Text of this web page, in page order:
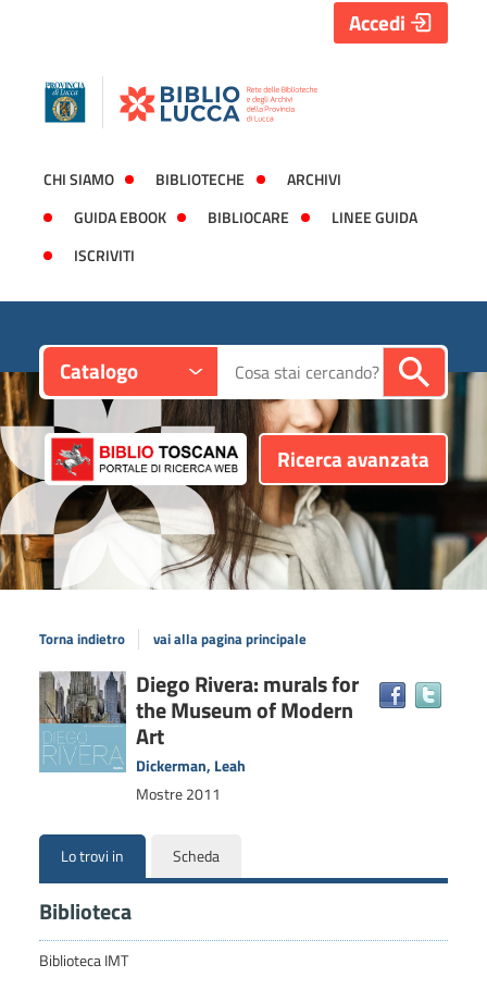
CHI SIAMO BIBLIOTECHE
ARCHIVI
GUIDA EBOOK
BIBLIOCARE
LINEE GUIDA
ISCRIVITI
Accedi
Catalogo Cerca su "Catalogo"
Ricerca avanzata
Torna indietro vai alla pagina principale
Dettaglio
del
documento
Diego Rivera: murals for
the Museum of Modern
Art
Dickerman, Leah
Mostre2011
Lo trovi in Scheda
Biblioteca
Biblioteca IMT